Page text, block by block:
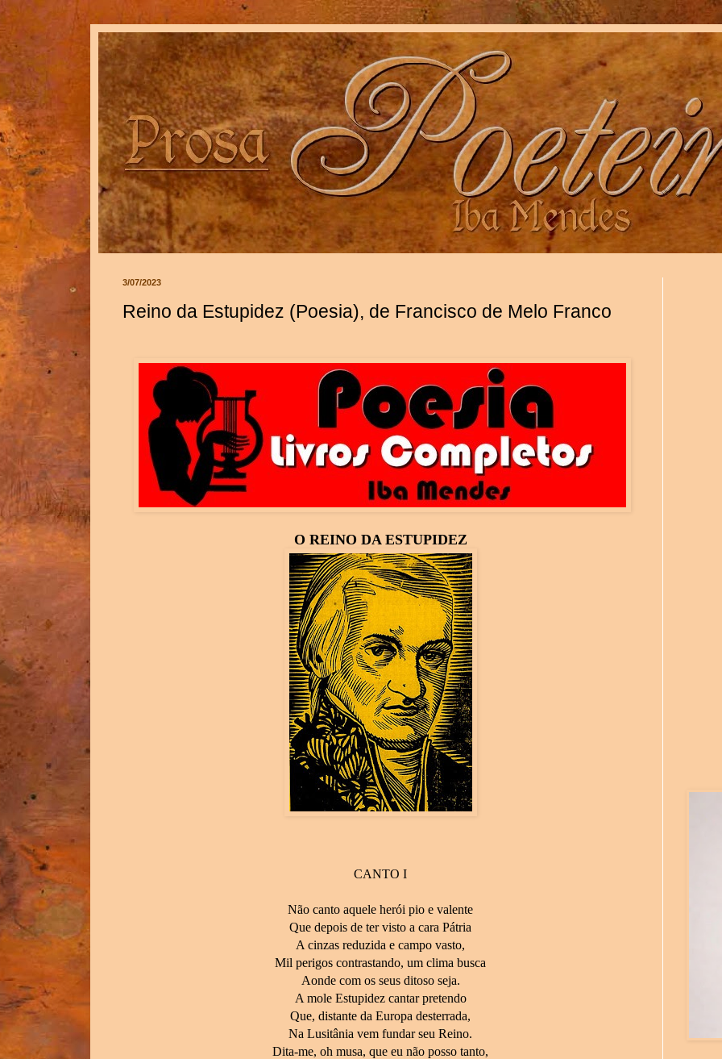
3/07/2023
Reino da Estupidez (Poesia), de Francisco de Melo Franco
O REINO DA ESTUPIDEZ
CANTO I
Não canto aquele herói pio e valente
Que depois de ter visto a cara Pátria
A cinzas reduzida e campo vasto,
Mil perigos contrastando, um clima busca
Aonde com os seus ditoso seja.
A mole Estupidez cantar pretendo
Que, distante da Europa desterrada,
Na Lusitânia vem fundar seu Reino.
Dita-me, oh musa, que eu não posso tanto,